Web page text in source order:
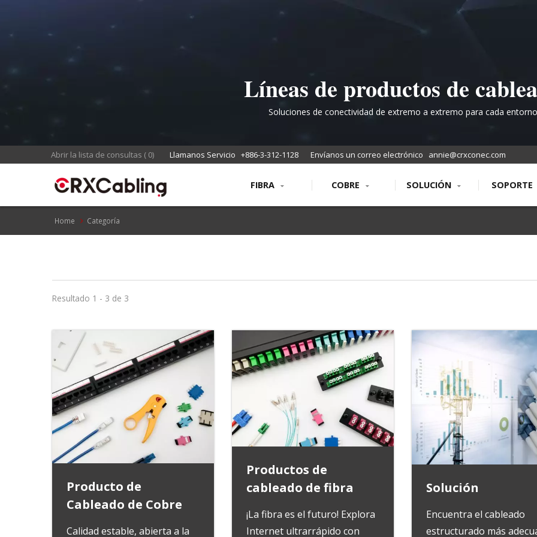
Líneas de productos de
estructurado completas
Soluciones de conectividad de extremo a extremo para cada entorno
Abrir la lista de consultas ( 0) Llamanos Servicio +886-3-312-1128 Envíanos un correo electrónico annie@crxconec.com
FIBRA COBRE SOLUCIÓN SOPORTE
Home Categoría
Resultado 1 - 3 de 3
Producto de
Cableado de Cobre
Calidad estable, abierta a la
Productos de
cableado de fibra
¡La fibra es el futuro! Explora
Internet ultrarrápido con
Solución
Encuentra el cableado
estructurado más